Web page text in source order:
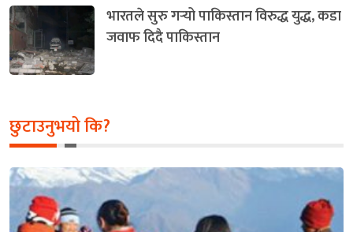
भारतले सुरु गर्‍यो पाकिस्तान विरुद्ध युद्ध, कडा
जवाफ दिदै पाकिस्तान
छुटाउनुभयो कि?